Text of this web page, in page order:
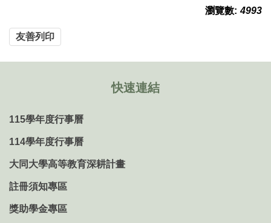
瀏覽數: 4993
友善列印
快速連結
115學年度行事曆
114學年度行事曆
大同大學高等教育深耕計畫
註冊須知專區
獎助學金專區